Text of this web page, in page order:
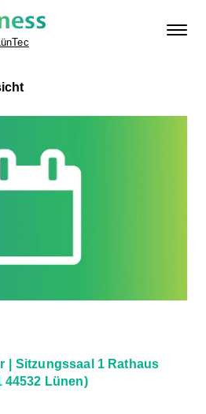
Sitzungssaal 1 Rathaus
44532 Lünen)